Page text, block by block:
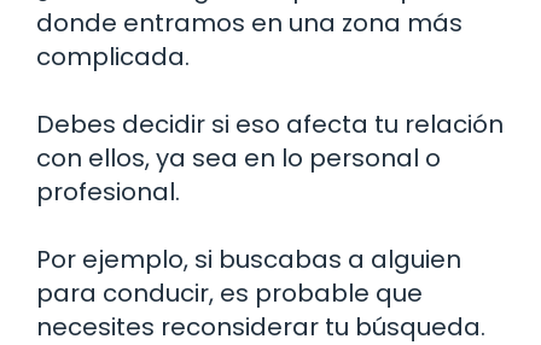
donde entramos en una zona más
complicada.
Debes decidir si eso afecta tu relación
con ellos, ya sea en lo personal o
profesional.
Por ejemplo, si buscabas a alguien
para conducir, es probable que
necesites reconsiderar tu búsqueda.